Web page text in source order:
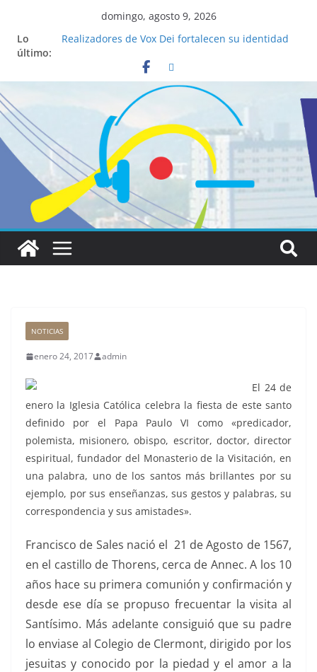
domingo, agosto 9, 2026
Lo
último:
Realizadores de Vox Dei fortalecen su identidad
La ciencia desvela los 5 secretos que tiene
fácilmente un católico para convertirse en
“Superancianos”
Pop Up Market atrae a cientos de visitantes y
dinamiza la economía local
Salud mental a la mesa: la importancia de
hablarlo en familia
Lo que tienen en común la nueva Película Toy
Story 5 y el Papa León XIV
NOTICIAS
enero 24, 2017 admin
El 24 de
enero la Iglesia Católica celebra la fiesta de este santo
definido por el Papa Paulo VI como «predicador,
polemista, misionero, obispo, escritor, doctor, director
espiritual, fundador del Monasterio de la Visitación, en
una palabra, uno de los santos más brillantes por su
ejemplo, por sus enseñanzas, sus gestos y palabras, su
correspondencia y sus amistades».
Francisco de Sales nació el 21 de Agosto de 1567,
en el castillo de Thorens, cerca de Annec. A los 10
años hace su primera comunión y confirmación y
desde ese día se propuso frecuentar la visita al
Santísimo. Más adelante consiguió que su padre
lo enviase al Colegio de Clermont, dirigido por los
jesuitas y conocido por la piedad y el amor a la